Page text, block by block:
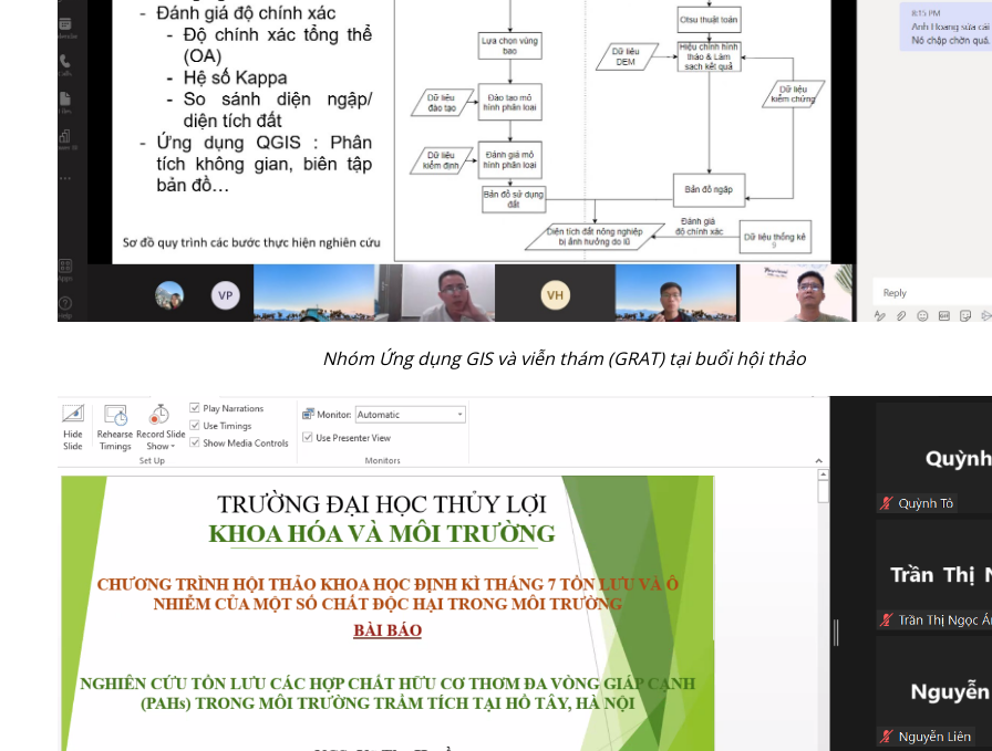
Nhóm Ứng dụng GIS và viễn thám (GRAT) tại buổi hội thảo